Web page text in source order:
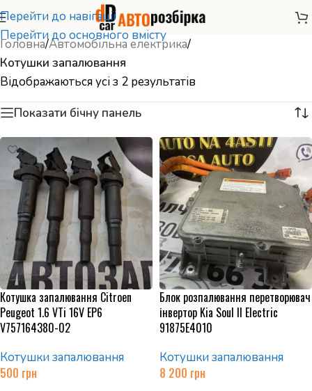
Перейти до навігації
Перейти до основного вмісту
Головна/Автомобільна електрика/
Котушки запалювання
Відображаються усі з 2 результатів
Показати бічну панель
Котушка запалювання Citroen
Peugeot 1.6 VTi 16V EP6
V757164380-02
Котушки запалювання
500 грн
Блок розпалювання перетворювач
інвертор Kia Soul II Electric
91875E4010
Котушки запалювання
8 200 грн